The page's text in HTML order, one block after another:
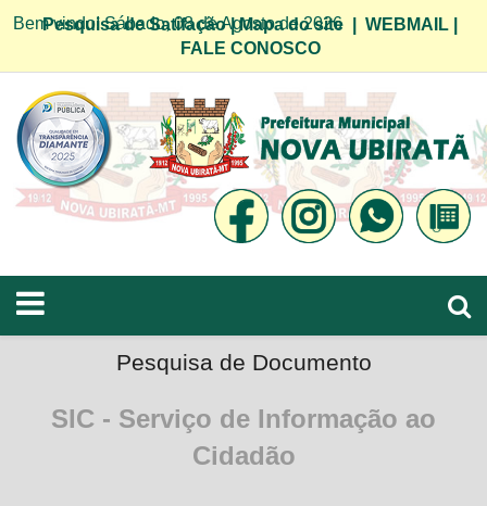
Bem vindo! Sábado, 08 de Agosto de 2026
Pesquisa de Satifação|Mapa do site WEBMAIL
FALE CONOSCO
Pesquisa de Documento
SIC - Serviço de Informação ao
Cidadão